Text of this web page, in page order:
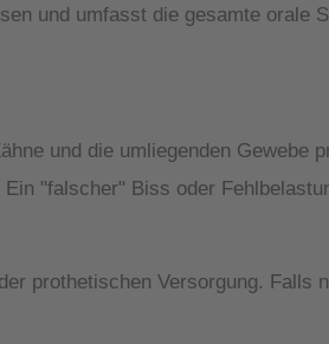
und umfasst die gesamte orale
und die umliegenden Gewebe
"falscher" Biss oder
prothetischen Versorgung. Falls